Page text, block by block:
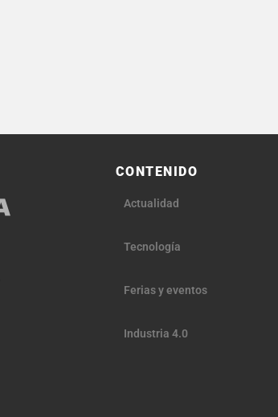
CONTENIDO
Actualidad
Tecnología
Ferias y eventos
Industria 4.0